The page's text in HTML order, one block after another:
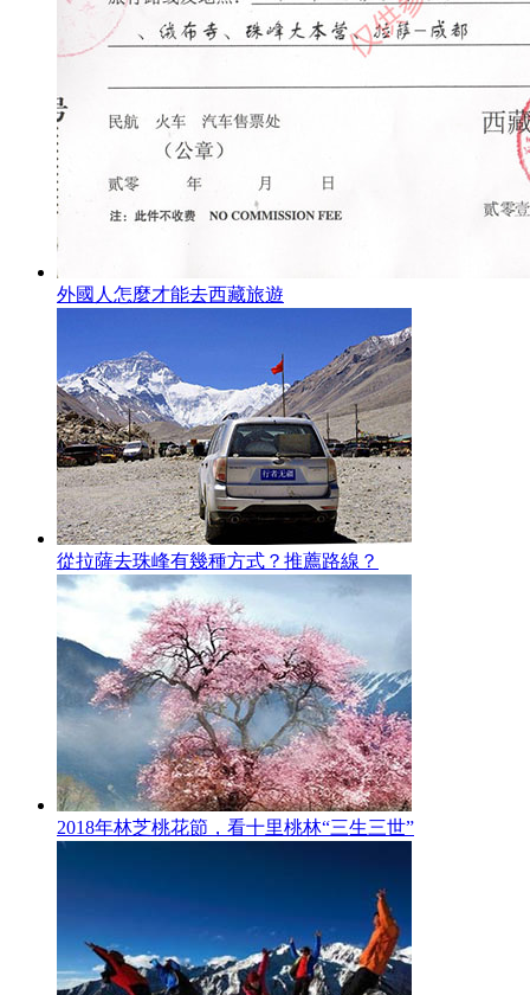
外國人怎麼才能去西藏旅遊
從拉薩去珠峰有幾種方式？推薦路線？
2018年林芝桃花節，看十里桃林“三生三世”